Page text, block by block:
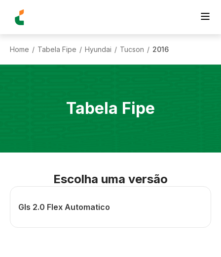
Home / Tabela Fipe / Hyundai / Tucson / 2016
Tabela Fipe
Escolha uma versão
Gls 2.0 Flex Automatico